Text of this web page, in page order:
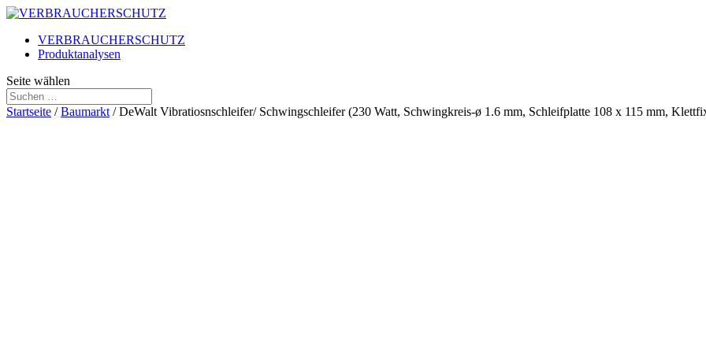
VERBRAUCHERSCHUTZ
Produktanalysen
Seite wählen
Startseite /Baumarkt / DeWalt Vibratiosnschleifer/ Schwingschleifer (230 Watt, Schwingkreis-ø 1.6 mm, Schleifplatte 108 x 115 mm,